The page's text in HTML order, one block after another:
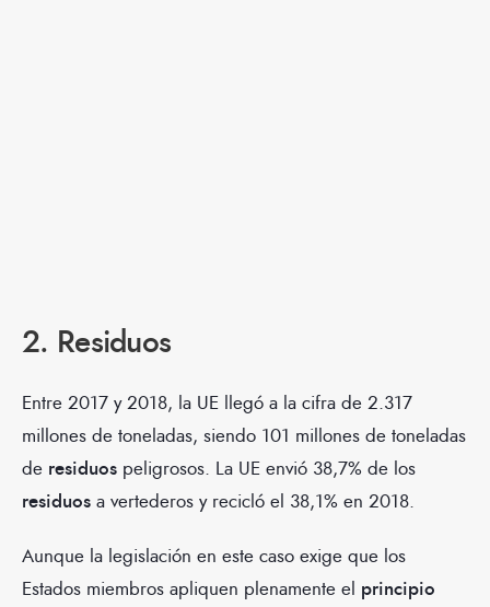
2. Residuos
Entre 2017 y 2018, la UE llegó a la cifra de 2.317
millones de toneladas, siendo 101 millones de toneladas
de residuos peligrosos. La UE envió 38,7% de los
residuos a vertederos y recicló el 38,1% en 2018.
Aunque la legislación en este caso exige que los
Estados miembros apliquen plenamente el principio